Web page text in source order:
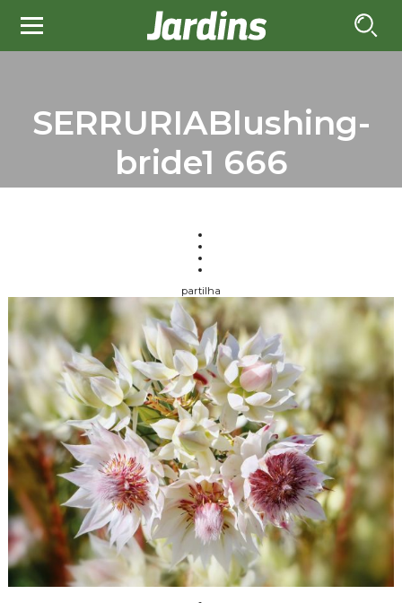
SERRURIABlushing-
bride1 666
partilha